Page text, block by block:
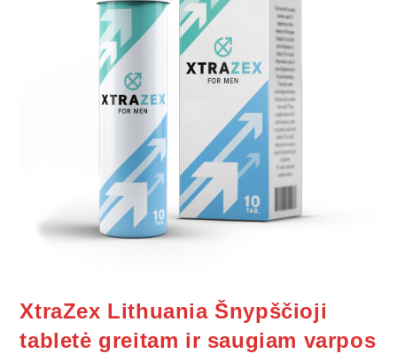
XtraZex Lithuania Šnypščioji
tabletė greitam ir saugiam varpos